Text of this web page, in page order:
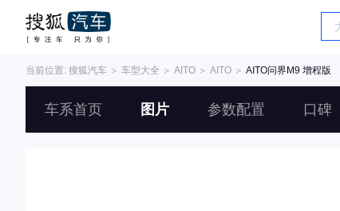
当前位置: 搜狐汽车 ＞ 车型大全 ＞ AITO ＞ AITO ＞ AITO问界M9 增程版
车系首页 图片 参数配置 口碑